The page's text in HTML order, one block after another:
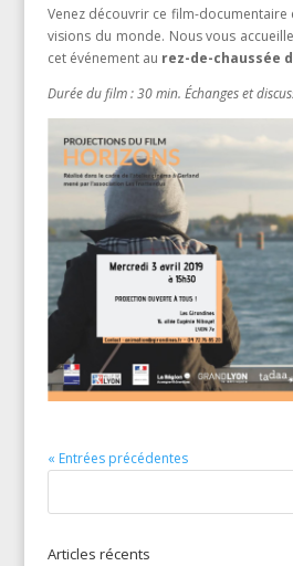
Venez découvrir ce film-documentaire
visions du monde. Nous vous
cet événement au rez-de-chaussée
Durée du film : 30 min. Échanges et
« Entrées précédentes
Articles récents